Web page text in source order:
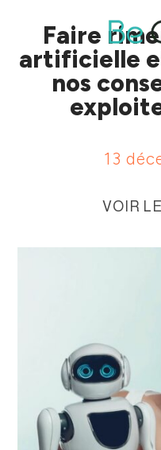
Faire
artificielle
nos
13
VOIR